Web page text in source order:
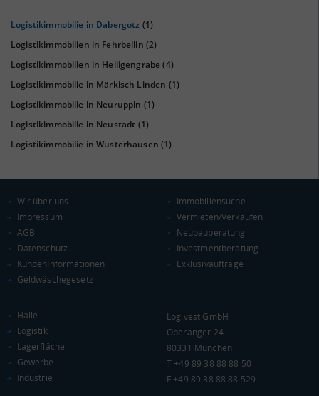
Kaufkraftindex
(Landkreis / Kreisfreie Stadt)
KAUFKRAFT - EURO PRO KOPF
0 €
Logistikimmobilie in Dabergotz (1)
Logistikimmobilien in Fehrbellin (2)
Logistikimmobilien in Heiligengrabe(4)
Logistikimmobilie in Märkisch Linden (1)
Logistikimmobilie in Neuruppin (1)
Logistikimmobilie in Neustadt (1)
Logistikimmobilie in Wusterhausen (1)
Wir über uns
Impressum
AGB
Datenschutz
KundenInformationen
Geldwäschegesetz
Immobiliensuche
Vermieten/Verkaufen
Neubauberatung
Investmentberatung
Exklusivaufträge
Halle
Logistik
Lagerfläche
Gewerbe
Industrie
Logivest GmbH
Oberanger 24
80331 München
T +49 89 38 88 88 50
F +49 89 38 88 88 529